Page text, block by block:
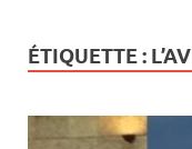
ÉTIQUETTE :